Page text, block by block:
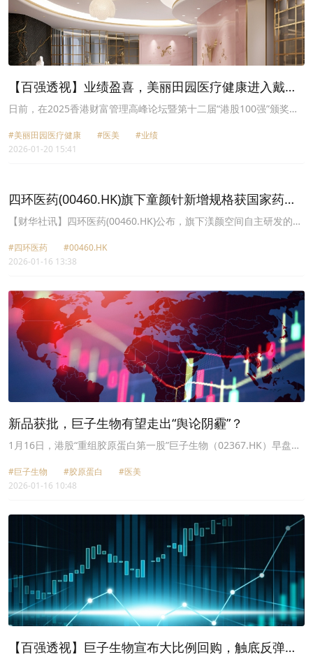
【百强透视】业绩盈喜，美丽田园医疗健康进入戴维
斯双击时刻？
日前，在2025香港财富管理高峰论坛暨第十二届“港股100强”颁奖典
核心竞争力，成功斩获“小型企业50强”大奖。
#美丽田园医疗健康 #医美
#业绩
2026-01-20 15:41
四环医药(00460.HK)旗下童颜针新增规格获国家药监
局批准上市
【财华社讯】四环医药(00460.HK)公布，旗下渼颜空间自主研发的聚
局批准，这是继该产品首次获批后的又一重要进展，进一步完善公司
在再生医美产品领域的市场布局。
#四环医药
#00460.HK
2026-01-16 13:38
新品获批，巨子生物有望走出“舆论阴霾”？
1月16日，港股“重组胶原蛋白第一股”巨子生物（02367.HK）早盘大
幅收窄至1.28%，报36.5港元/股。
#巨子生物 #胶原蛋白
#医美
2026-01-16 10:48
【百强透视】巨子生物宣布大比例回购，触底反弹可